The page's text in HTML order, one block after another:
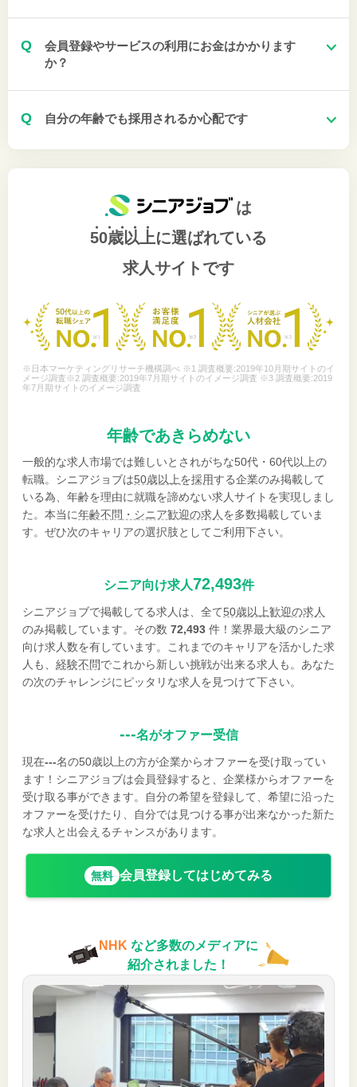
Q
会員登録やサービスの利用にお金はかかります
か？
Q 自分の年齢でも採用されるか心配です
は
50歳以上に選ばれている
求人サイトです
※日本マーケティングリサーチ機構調べ ※1 調査概要:2019年10月期サイトのイ
メージ調査※2 調査概要:2019年7月期サイトのイメージ調査 ※3 調査概要:2019
年7月期サイトのイメージ調査
年齢であきらめない
一般的な求人市場では難しいとされがちな50代・60代以上の
転職。シニアジョブは50歳以上を採用する企業のみ掲載して
いる為、年齢を理由に就職を諦めない求人サイトを実現しまし
た。本当に年齢不問・シニア歓迎の求人 を多数掲載していま
す。ぜひ次のキャリアの選択肢としてご利用下さい。
シニア向け求人72,493件
シニアジョブで掲載してる求人は、全て50歳以上歓迎の求人
のみ掲載しています。その数 72,493 件！業界最大級のシニア
向け求人数を有しています。これまでのキャリアを活かした求
人も、 経験不問でこれから新しい挑戦が出来る求人も。あなた
の次のチャレンジにピッタリな求人を見つけて下さい。
---名がオファー受信
現在---名の50歳以上の方が企業からオファーを受け取ってい
ます！シニアジョブは会員登録すると、企業様からオファーを
受け取る事ができます。自分の希望を登録して、希望に沿った
オファーを受けたり、自分では見つける事が出来なかった新た
な求人と出会えるチャンスがあります。
無料 会員登録してはじめてみる
NHK など多数のメディアに
紹介されました！